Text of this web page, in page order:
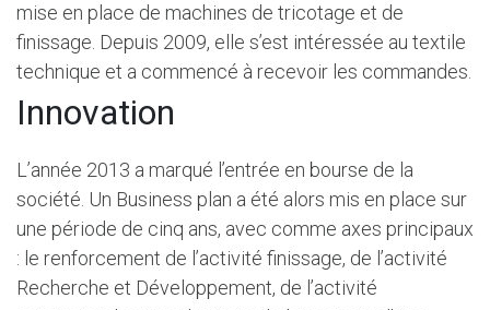
mise en place de machines de tricotage et de
finissage. Depuis 2009, elle s’est intéressée au textile
technique et a commencé à recevoir les commandes.
Innovation
L’année 2013 a marqué l’entrée en bourse de la
société. Un Business plan a été alors mis en place sur
une période de cinq ans, avec comme axes principaux
: le renforcement de l’activité finissage, de l’activité
Recherche et Développement, de l’activité